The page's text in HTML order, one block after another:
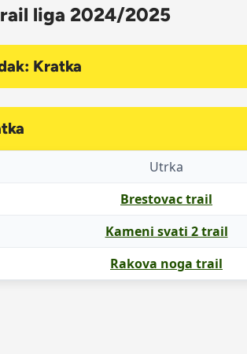
liga 2024/2025
Kratka
Utrka
Brestovac trail
Kameni svati 2 trail
Rakova noga trail